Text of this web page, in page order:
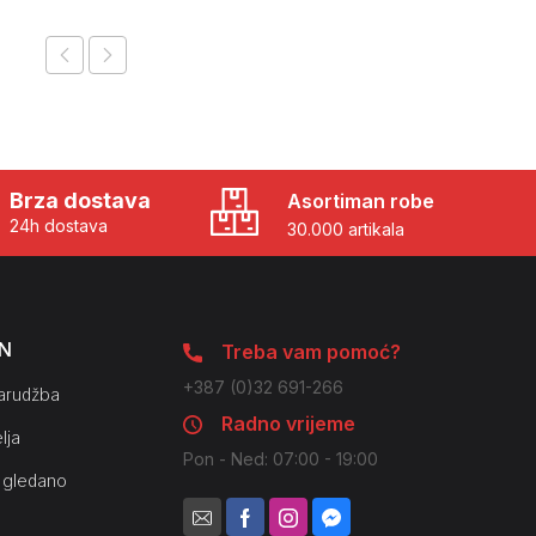
Brza dostava
24h dostava
Asortiman robe
30.000 artikala
Treba vam pomoć?
+387 (0)32 691-266
Radno vrijeme
Pon - Ned: 07:00 - 19:00